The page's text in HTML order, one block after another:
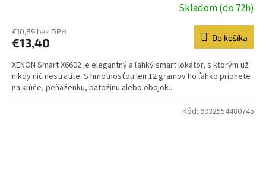
Skladom (do 72h)
€10,89 bez DPH
€13,40 Do košíka
XENON Smart X6602 je elegantný a ľahký smart lokátor, s ktorým už
nikdy nič nestratíte. S hmotnosťou len 12 gramov ho ľahko pripnete
na kľúče, peňaženku, batožinu alebo obojok...
Kód: 6932554480745